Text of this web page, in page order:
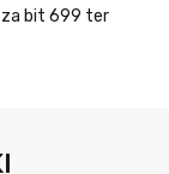
za bit 699 ter